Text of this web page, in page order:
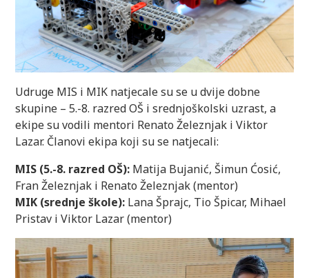
Udruge MIS i MIK natjecale su se u dvije dobne
skupine – 5.-8. razred OŠ i srednjoškolski uzrast, a
ekipe su vodili mentori Renato Železnjak i Viktor
Lazar. Članovi ekipa koji su se natjecali:
MIS (5.-8. razred OŠ): Matija Bujanić, Šimun Ćosić,
Fran Železnjak i Renato Železnjak (mentor)
MIK (srednje škole): Lana Šprajc, Tio Špicar, Mihael
Pristav i Viktor Lazar (mentor)